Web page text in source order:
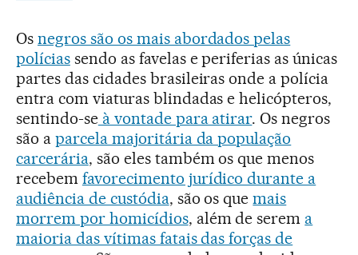
Os negros são os mais abordados pelas
políciassendo as favelas e periferias as únicas
partes das cidades brasileiras onde a polícia
entra com viaturas blindadas e helicópteros,
sentindo-seà vontade para atirar. Os negros
são a parcela majoritária da população
carcerária, são eles também os que menos
recebem favorecimento jurídico durante a
audiência de custódia, são os quemais
morrem por homicídios, além de serem a
maioria das vítimas fatais das forças de